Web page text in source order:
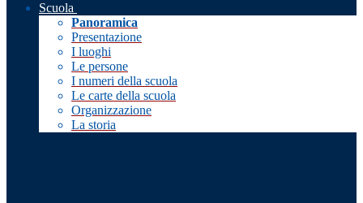
Scuola
Panoramica
Presentazione
I luoghi
Le persone
I numeri della scuola
Le carte della scuola
Organizzazione
La storia